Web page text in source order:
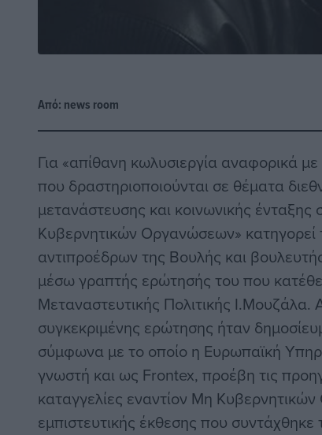
Από: news room
Για «απίθανη κωλυσιεργία αναφορικά
που δραστηριοποιούνται σε θέματα
μετανάστευσης και κοινωνικής
Κυβερνητικών Οργανώσεων»
αντιπροέδρων της Βουλής και
μέσω γραπτής ερώτησής του που
Μεταναστευτικής Πολιτικής
συγκεκριμένης ερώτησης ήταν
σύμφωνα με το οποίο η Ευρωπαϊκή
γνωστή και ως Frontex, προέβη τις
καταγγελίες εναντίον Μη
εμπιστευτικής έκθεσης που